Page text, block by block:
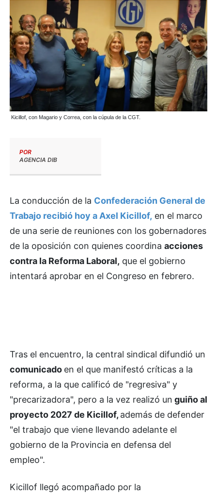
Kicillof, con Magario y Correa, con la cúpula de la CGT.
POR
AGENCIA DIB
La conducción de la Confederación General de
Trabajo recibió hoy a Axel Kicillof, en el marco
de una serie de reuniones con los gobernadores
de la oposición con quienes coordina acciones
contra la Reforma Laboral, que el gobierno
intentará aprobar en el Congreso en febrero.
Tras el encuentro, la central sindical difundió un
comunicado en el que manifestó críticas a la
reforma, a la que calificó de "regresiva" y
"precarizadora", pero a la vez realizó un guiño al
proyecto 2027 de Kicillof, además de defender
"el trabajo que viene llevando adelante el
gobierno de la Provincia en defensa del
empleo".
Kicillof llegó acompañado por la